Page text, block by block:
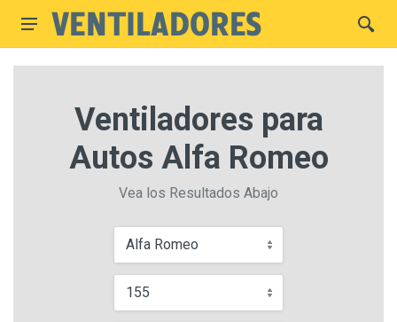
Ventiladores para
Autos Alfa Romeo
Vea los Resultados Abajo
Alfa Romeo
155